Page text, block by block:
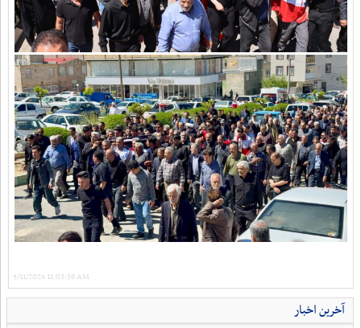
5/11/2026 11:03:39 AM
آخرین اخبار